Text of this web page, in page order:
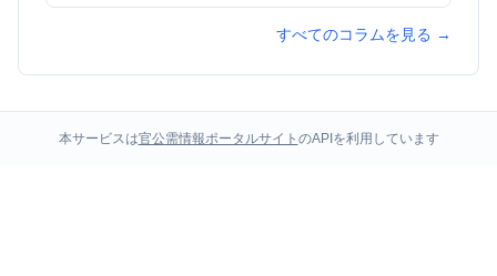
すべてのコラムを見る →
本サービスは官公需情報ポータルサイト のAPIを利用しています